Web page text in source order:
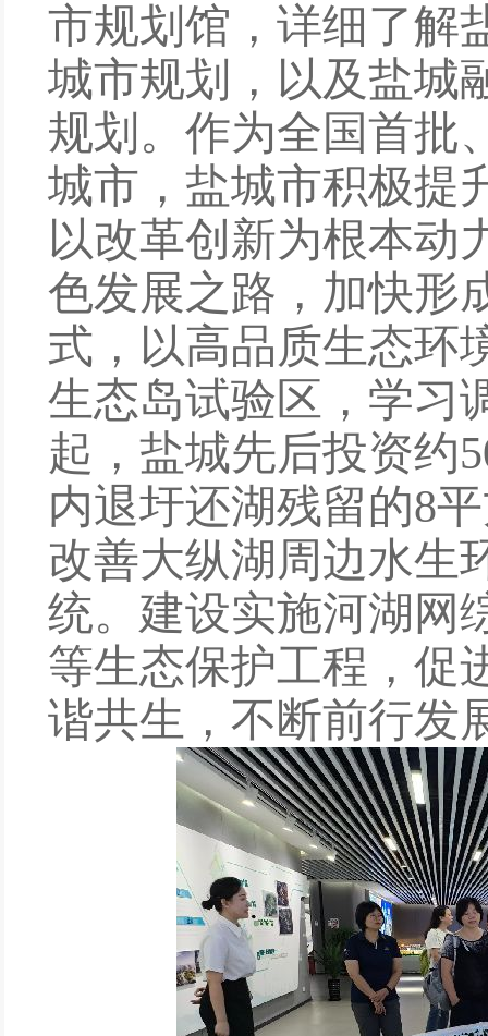
市规划馆 ， 详细了解
城市规划
， 以及盐城
规划。作为全国首批
城市，盐城市积极提
以改革创新为根本动
色发展之路，加快形
式，以高品质生态环
生态岛试验区，学习
起，盐城先后投资约
内退圩还湖残留的8
改善大纵湖周边水生
统。建设实施河湖网
等生态保护工程，促
谐共生，不断前行发